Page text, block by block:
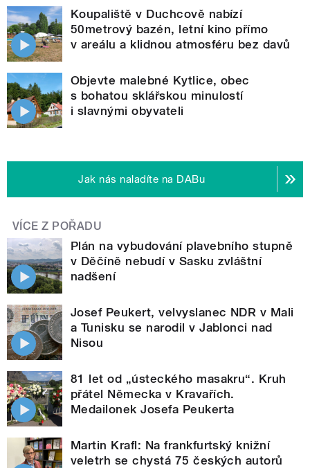
Koupaliště v Duchcově nabízí
50metrový bazén, letní kino přímo
v areálu a klidnou atmosféru bez davů
Objevte malebné Kytlice, obec
s bohatou sklářskou minulostí
i slavnými obyvateli
Jak nás naladíte na DABu
VÍCE Z POŘADU
Plán na vybudování plavebního stupně
v Děčíně nebudí v Sasku zvláštní
nadšení
Josef Peukert, velvyslanec NDR v Mali
a Tunisku se narodil v Jablonci nad
Nisou
81 let od „ústeckého masakru“. Kruh
přátel Německa v Kravařích.
Medailonek Josefa Peukerta
Martin Krafl: Na frankfurtský knižní
veletrh se chystá 75 českých autorů